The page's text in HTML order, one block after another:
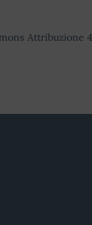
Attribuzione